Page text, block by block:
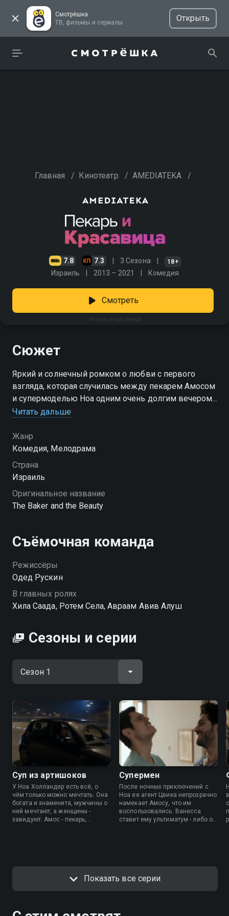
Смотрёшка
ТВ, фильмы и сериалы
Открыть
Главная / Кинотеатр / AMEDIATEKA /
7.8 7.3 3 Сезона 18+
Израиль 2013 – 2021 Комедия
Пекарь и красавица
Смотреть
Сюжет
Яркий и солнечный ромком о любви с первого
взгляда, которая случилась между пекарем Амосом
и супермоделью Ноа одним очень долгим вечером.
Смотреть сериал «Пекарь и красавица» онлайн в
Амедиатека в Смотрёшке.
Читать дальше
Жанр
Комедия, Мелодрама
Страна
Израиль
Оригинальное название
The Baker and the Beauty
Съёмочная команда
Режиссёры
Одед Рускин
В главных ролях
Хила Саада, Ротем Села, Авраам Авив Алуш
Сезоны и серии
Суп из артишоков
У Ноа Холландер есть всё, о
чём только можно мечтать. Она
богата и знаменита, мужчины о
ней мечтают, а женщины -
завидуют. Амос - пекарь,
бойфрендом, а Амос
выслушивает неловкое
своей девушки.
Супермен
После ночных приключений с
Ноа ее агент Цвика непрозрачно
намекает Амосу, что им
воспользовались. Ванесса
ставит ему ультиматум - либо он
как он рассчитывал.
Показать все серии